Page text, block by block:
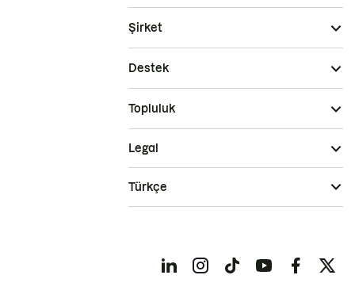
Şirket
Destek
Topluluk
Legal
Türkçe